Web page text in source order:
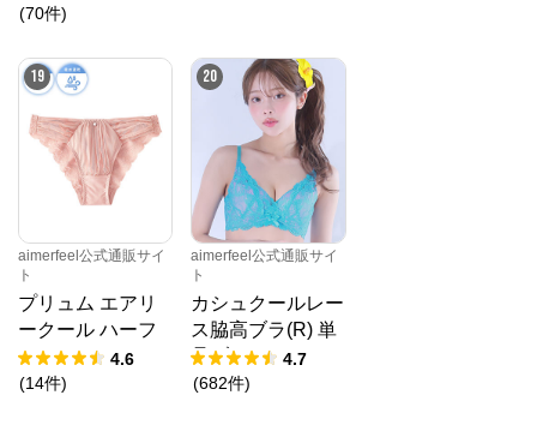
ー
(70件)
19
aimerfeel公式通販サイ
ト
プリュム エアリ
ークール ハーフ
バックショーツ
4.6
(14件)
20
aimerfeel公式通販サイ
ト
カシュクールレー
ス脇高ブラ(R) 単
品ブラジャー
4.7
(682件)